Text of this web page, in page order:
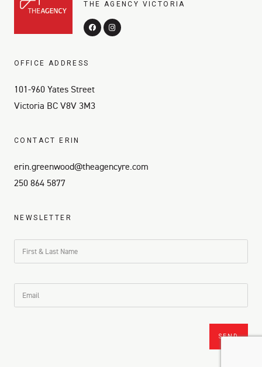
THE AGENCY VICTORIA
OFFICE ADDRESS
101-960 Yates Street
Victoria BC V8V 3M3
CONTACT ERIN
erin.greenwood@theagencyre.com
250 864 5877
NEWSLETTER